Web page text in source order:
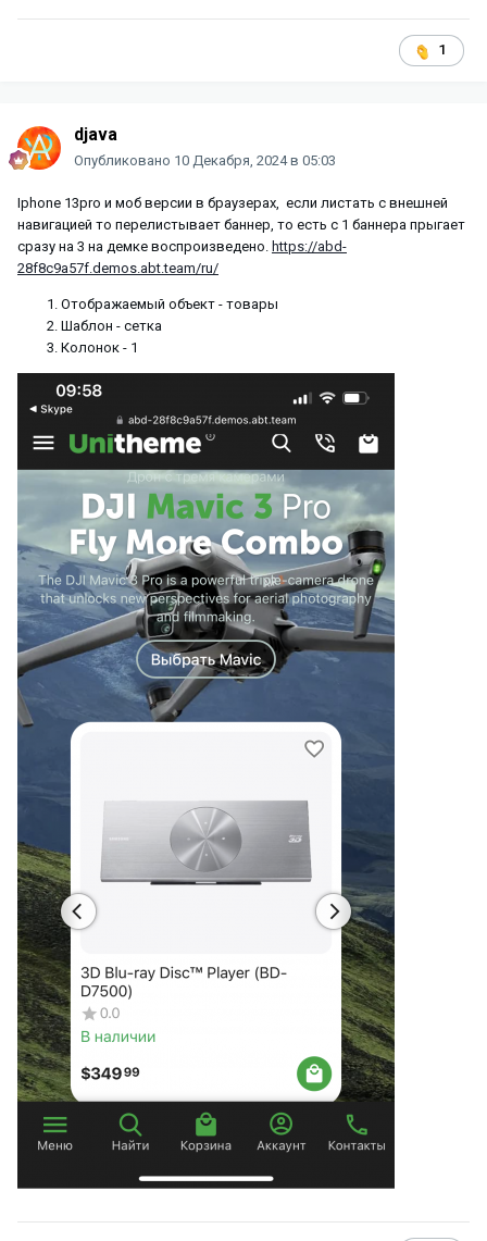
1
djava
Опубликовано 10 Декабря, 2024 в 05:03
Iphone 13pro и моб версии в браузерах, если листать с внешней
навигацией то перелистывает баннер, то есть с 1 баннера прыгает
сразу на 3 на демке воспроизведено. https://abd-
28f8c9a57f.demos.abt.team/ru/
Отображаемый объект - товары
Шаблон - сетка
Колонок - 1